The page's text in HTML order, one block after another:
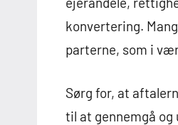
konvertering.
parterne, som i
Sørg for, at
til at gennemgå og